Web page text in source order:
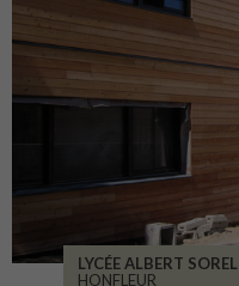
LYCÉE ALBERT SOREL
HONFLEUR